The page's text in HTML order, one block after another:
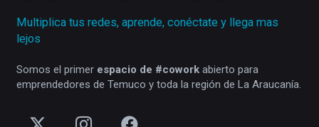
Multiplica tus redes, aprende, conéctate y llega mas
lejos
Somos el primer espacio de #coworkabierto para
emprendedores de Temuco y toda la región de La Araucanía.